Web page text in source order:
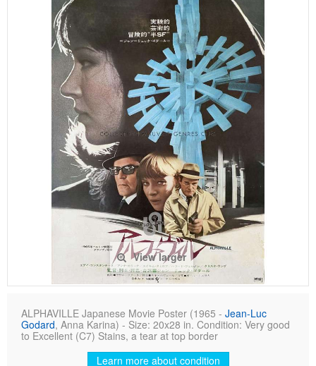
View larger
ALPHAVILLE Japanese Movie Poster (1965 - Jean-Luc
Godard, Anna Karina) - Size: 20x28 in. Condition: Very good
to Excellent (C7) Stains, a tear at top border
Learn more about condition